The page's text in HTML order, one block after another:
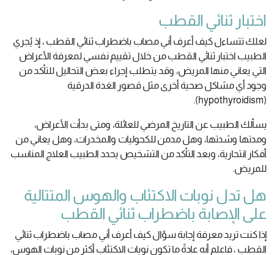
اختبار ثنائي القطب
لعلك تتساءل كيف أعرف أني مصاب باضطراب ثنائي القطب ، إذ يُجري
الطبيب اختبار ثنائي القطب من خلال تقييم نفسي لمعرفة الأعراض
التي يعاني منها المريض، وقد يتطلب إجراء بعض التحاليل للتأكد من
وجود أي مشاكل صحية أخرى مثل قصور الغدة الدرقية
(hypothyroidism).
يسألك الطبيب عن التاريخ المرضي للعائلة، ومتى بدأت الأعراض،
ومدتها وشدتها، وهل مدمن للكحوليات والمخدرات، وهل يعاني من
أفكار انتحارية، وبعد التأكد من التشخيص يحدد الطبيب العلاج المناسب
للمريض.
هل تدل نوبات الاكتئاب والهوس المتتالية
على الإصابة باضطراب ثنائي القطب
إذا كنت تريد معرفة إجابة سؤال كيف أعرف أني مصاب باضطراب ثنائي
القطب ، فاعلم أنه عادةً ما تكون نوبات الاكتئاب أكثر من نوبات الهوس،